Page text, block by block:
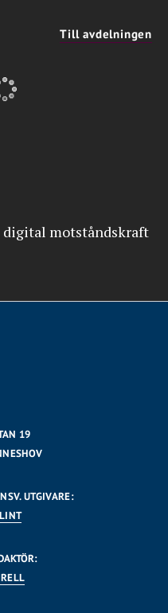
Till avdelningen
digital motståndskraft
19
UTGIVARE: